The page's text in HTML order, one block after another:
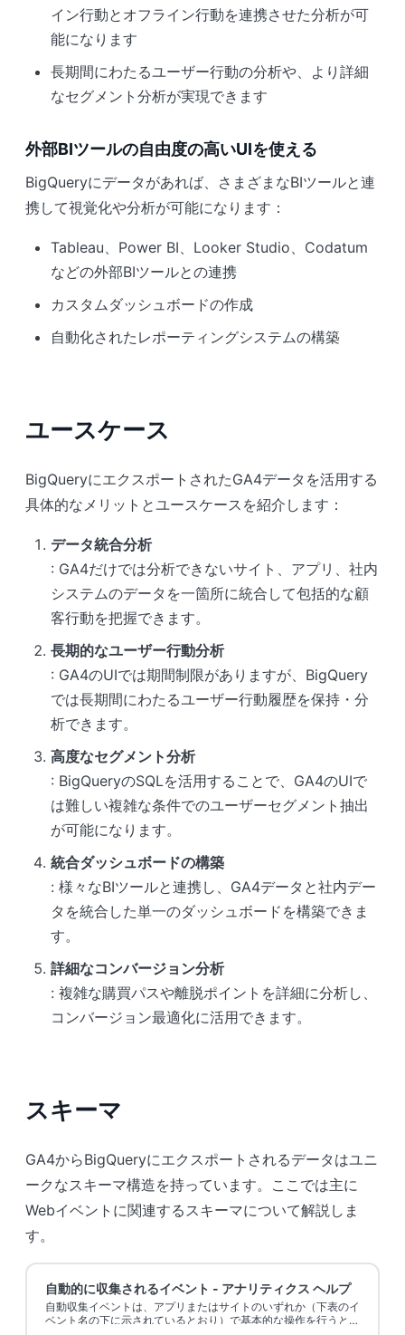
イン行動とオフライン行動を連携させた分析が可
能になります
長期間にわたるユーザー行動の分析や、より詳細
なセグメント分析が実現できます
外部BIツールの自由度の高いUIを使える
BigQueryにデータがあれば、さまざまなBIツールと連
携して視覚化や分析が可能になります：
Tableau、Power BI、Looker Studio、Codatum
などの外部BIツールとの連携
カスタムダッシュボードの作成
自動化されたレポーティングシステムの構築
ユースケース
BigQueryにエクスポートされたGA4データを活用する
具体的なメリットとユースケースを紹介します：
データ統合分析
: GA4だけでは分析できないサイト、アプリ、社内
システムのデータを一箇所に統合して包括的な顧
客行動を把握できます。
長期的なユーザー行動分析
: GA4のUIでは期間制限がありますが、BigQuery
では長期間にわたるユーザー行動履歴を保持・分
析できます。
高度なセグメント分析
: BigQueryのSQLを活用することで、GA4のUIで
は難しい複雑な条件でのユーザーセグメント抽出
が可能になります。
統合ダッシュボードの構築
: 様々なBIツールと連携し、GA4データと社内デー
タを統合した単一のダッシュボードを構築できま
す。
詳細なコンバージョン分析
: 複雑な購買パスや離脱ポイントを詳細に分析し、
コンバージョン最適化に活用できます。
スキーマ
GA4からBigQueryにエクスポートされるデータはユニ
ークなスキーマ構造を持っています。ここでは主に
Webイベントに関連するスキーマについて解説しま
す。
自動的に収集されるイベント - アナリティクス ヘルプ
自動収集イベントは、アプリまたはサイトのいずれか（下表のイ
ベント名の下に示されているとおり）で基本的な操作を行うとト